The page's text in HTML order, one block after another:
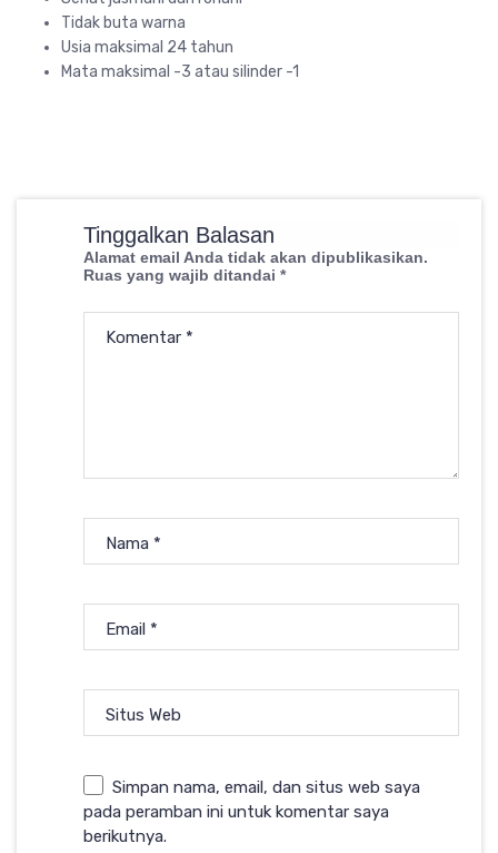
Tidak buta warna
Usia maksimal 24 tahun
Mata maksimal -3 atau silinder -1
Tinggalkan Balasan
Alamat email Anda tidak akan dipublikasikan.
Ruas yang wajib ditandai *
Komentar *
Nama *
Email *
Situs Web
Simpan nama, email, dan situs web saya
pada peramban ini untuk komentar saya
berikutnya.